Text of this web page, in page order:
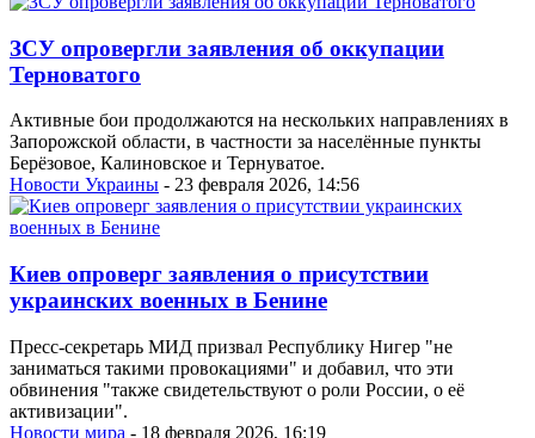
ЗСУ опровергли заявления об оккупации
Терноватого
Активные бои продолжаются на нескольких направлениях в
Запорожской области, в частности за населённые пункты
Берёзовое, Калиновское и Тернуватое.
Новости Украины - 23 февраля 2026, 14:56
Киев опроверг заявления о присутствии
украинских военных в Бенине
Пресс-секретарь МИД призвал Республику Нигер "не
заниматься такими провокациями" и добавил, что эти
обвинения "также свидетельствуют о роли России, о её
активизации".
Новости мира - 18 февраля 2026, 16:19